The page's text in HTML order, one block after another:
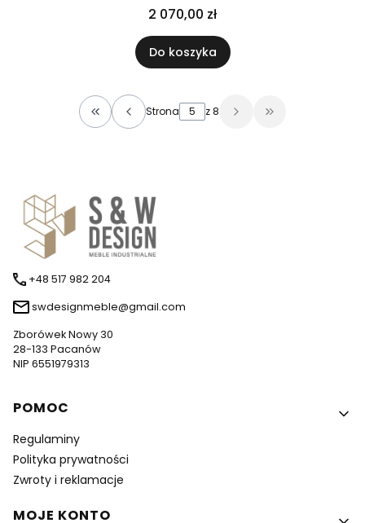
2 070,00 zł
Do koszyka
Wróć do pierwszej strony z produktami
Strona z 8 Przejdź do
+48 517 982 204
swdesignmeble@gmail.com
Zborówek Nowy 30
28-133 Pacanów
NIP 6551979313
Linki w stopce
POMOC
Regulaminy
Polityka prywatności
Zwroty i reklamacje
MOJE KONTO